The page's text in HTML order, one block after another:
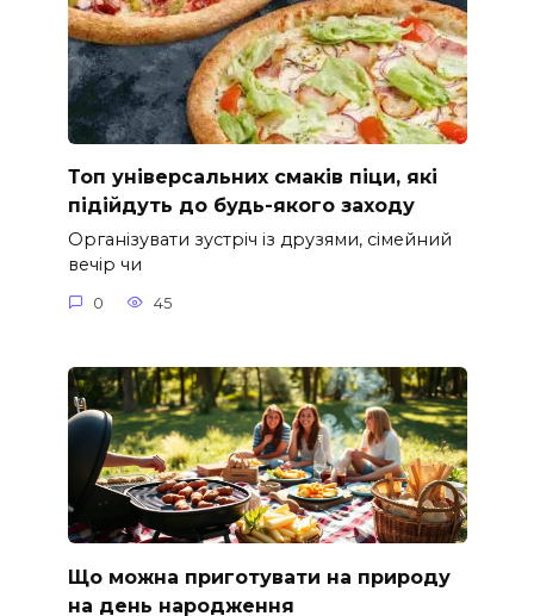
Топ універсальних смаків піци, які
підійдуть до будь-якого заходу
Організувати зустріч із друзями, сімейний
вечір чи
0 45
Що можна приготувати на природу
на день народження